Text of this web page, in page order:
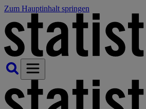
Zum Hauptinhalt springen